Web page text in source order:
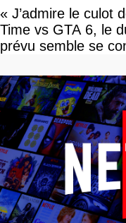
« J’admire le culot
Time vs GTA 6, le
prévu semble se